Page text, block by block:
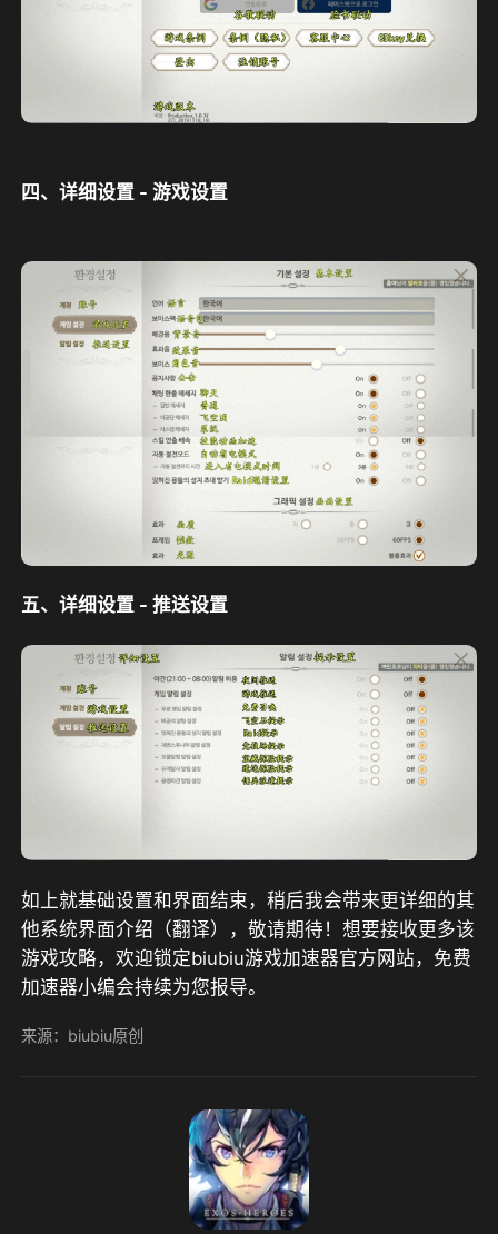
四、详细设置 - 游戏设置
五、详细设置 - 推送设置
如上就基础设置和界面结束，稍后我会带来更详细的其
他系统界面介绍（翻译），敬请期待！想要接收更多该
游戏攻略，欢迎锁定biubiu游戏加速器官方网站，免费
加速器小编会持续为您报导。
来源：biubiu原创